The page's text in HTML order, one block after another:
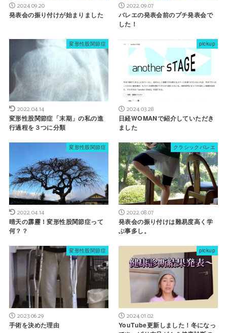
2024.09.20
発表会の振り付けが始まりました
2022.09.07
バレエの発表会前のプチ発表会で
した！
変形性股関節症
2022.04.14
変形性股関節症「末期」の私の進
行過程を３つに分類
pickup
2024.03.28
日経WOMANで紹介していただき
ました
変形性股関節症
2022.04.14
晴天の霹靂！変形性股関節症って
何？？
クラシックバレエ
2022.08.07
発表会の振り付けは難易度高く学
ぶ事多し。
変形性股関節症
2023.06.29
手術を決めた理由
pickup
2024.01.02
YouTube更新しました！冬になっ